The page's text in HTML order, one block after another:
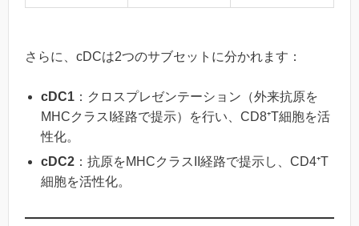
さらに、cDCは2つのサブセットに分かれます：
cDC1 ：クロスプレゼンテーション（外来抗原を
MHCクラスI経路で提示）を行い、CD8⁺T細胞を活
性化。
cDC2 ：抗原をMHCクラスII経路で提示し、CD4⁺T
細胞を活性化。